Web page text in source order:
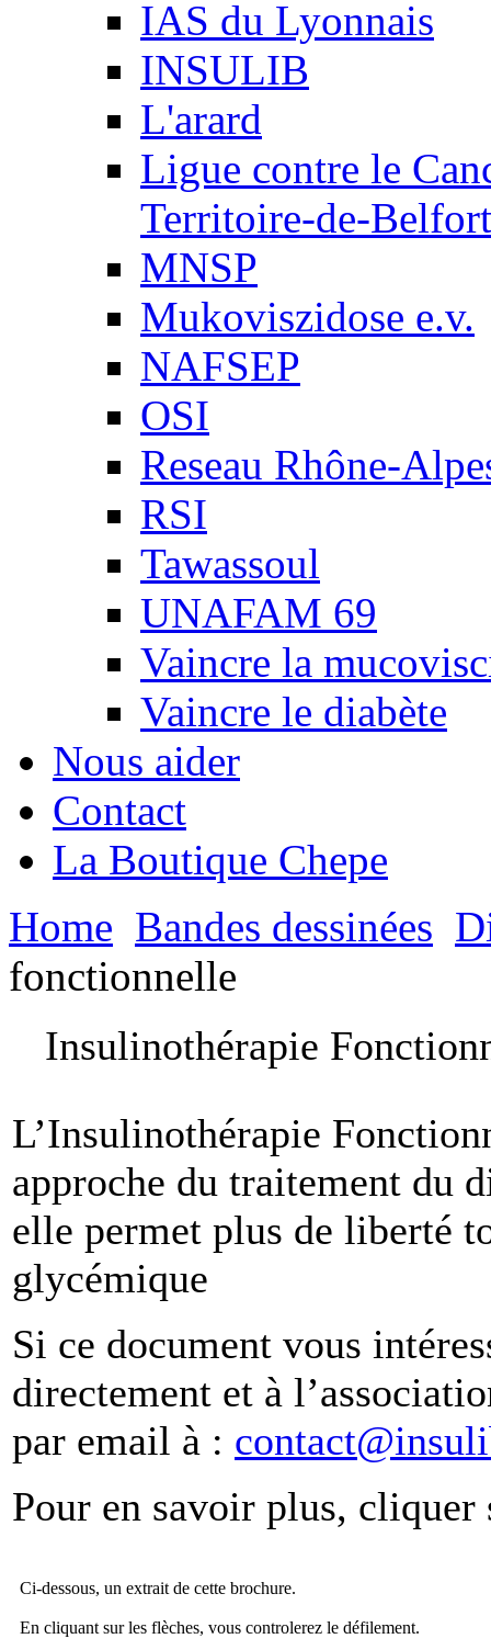
IAS du Lyonnais
INSULIB
L'arard
Ligue contre le
Territoire-de-Belfort
MNSP
Mukoviszidose e.v.
NAFSEP
OSI
Reseau Rhône-
RSI
Tawassoul
UNAFAM 69
Vaincre la
Vaincre le diabète
Nous aider
Contact
La Boutique Chepe
Home Bandes dessinées
fonctionnelle
Insulinothérapie
L’Insulinothérapie
approche du traitement du
elle permet plus de liberté
glycémique
Si ce document vous
directement et à
par email à :
Pour en savoir plus,
Ci-dessous, un extrait de cette brochure.
En cliquant sur les flèches, vous controlerez le défilement.